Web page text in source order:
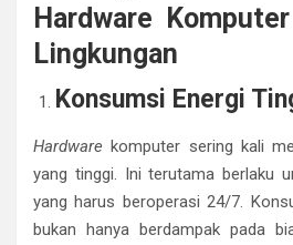
Hardware
Lingkungan
Konsumsi Energi
Hardware komputer sering kali
yang tinggi. Ini terutama berlaku
yang harus beroperasi 24/7.
bukan hanya berdampak pada